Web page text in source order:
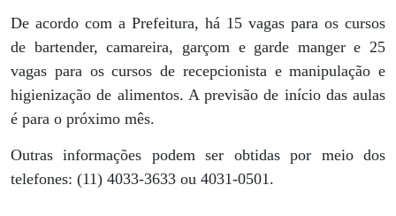
De acordo com a Prefeitura, há 15 vagas para os cursos
de bartender, camareira, garçom e garde manger e 25
vagas para os cursos de recepcionista e manipulação e
higienização de alimentos. A previsão de início das aulas
é para o próximo mês.
Outras informações podem ser obtidas por meio dos
telefones: (11) 4033-3633 ou 4031-0501.